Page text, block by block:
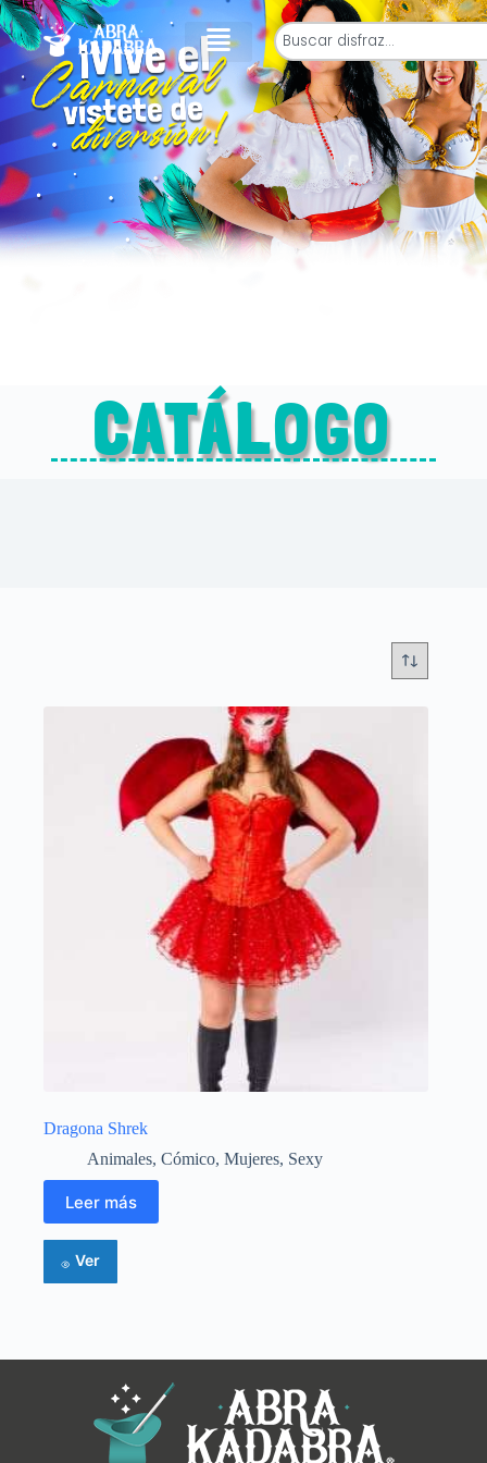
CATÁLOGO
Dragona Shrek
Animales, Cómico, Mujeres, Sexy
Leer más
Ver